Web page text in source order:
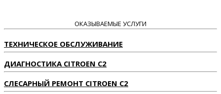
ОКАЗЫВАЕМЫЕ УСЛУГИ
ТЕХНИЧЕСКОЕ ОБСЛУЖИВАНИЕ
ДИАГНОСТИКА CITROEN C2
СЛЕСАРНЫЙ РЕМОНТ CITROEN C2